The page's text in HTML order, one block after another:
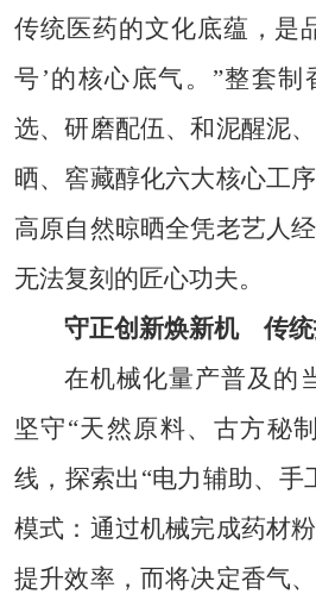
传统医药的文化底蕴，是
号’的核心底气。”整套
选、研磨配伍、和泥醒泥
晒、窖藏醇化六大核心工
高原自然晾晒全凭老艺人
无法复刻的匠心功夫。
守正创新焕新机 传统
在机械化量产普及的
坚守“天然原料、古方秘
线，探索出“电力辅助、手
模式：通过机械完成药材
提升效率，而将决定香气